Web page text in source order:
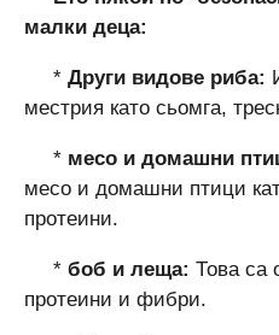
малки деца:
* Други видове риба:
местрия като сьомга,
* месо и домашни
месо и домашни птици
протеини.
* боб и леща: Това са
протеини и фибри.